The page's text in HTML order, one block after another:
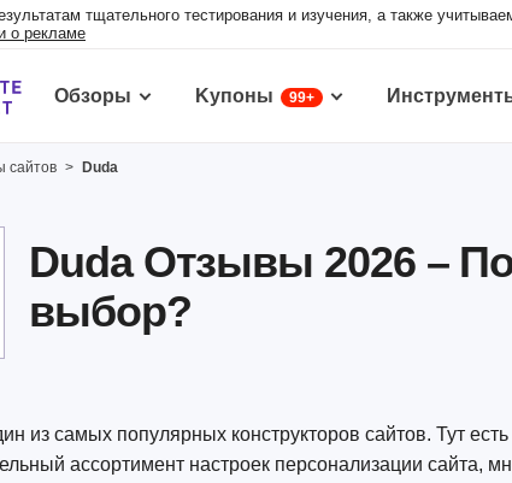
тщательного тестирования и изучения, а также
о рекламе
Обзоры Kупоны 99+
сайтов > Duda
Duda Oтзывы 2026 –
выбор?
из самых популярных конструкторов сайтов. Тут
ассортимент настроек персонализации сайта,